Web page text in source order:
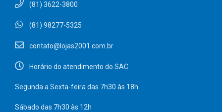
(81) 3622-3800
(81) 98277-5325
contato@lojas2001.com.br
Horário do atendimento do SAC
Segunda a Sexta-feira das 7h30 às 18h
Sábado das 7h30 às 12h